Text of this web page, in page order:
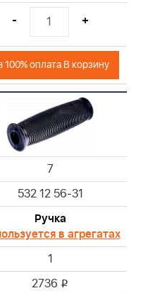
- +
оплата В корзину
7
532 12 56-31
Ручка
в агрегатах
1
2736 i